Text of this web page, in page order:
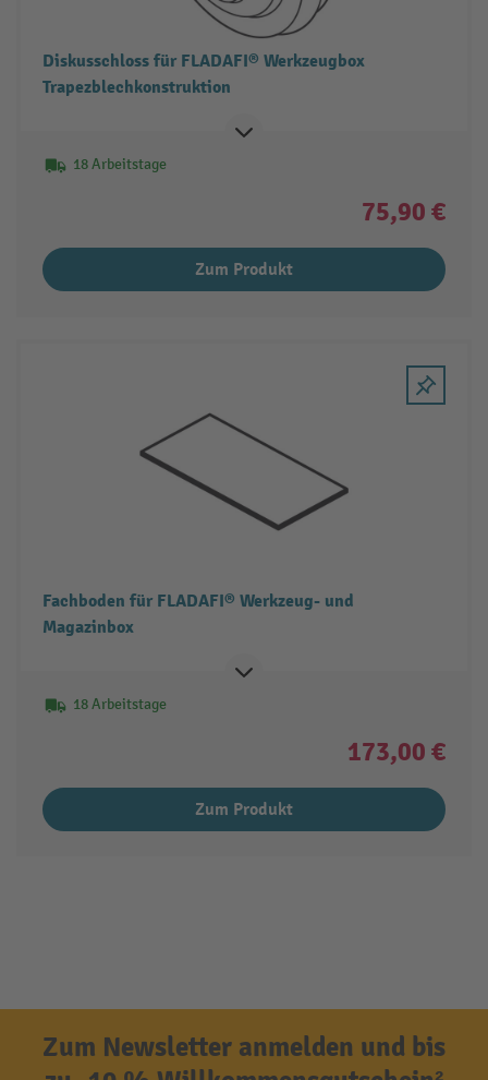
Diskusschloss für FLADAFI® Werkzeugbox
Trapezblechkonstruktion
18 Arbeitstage
75,90 €
Zum Produkt
Fachboden für FLADAFI® Werkzeug- und
Magazinbox
18 Arbeitstage
173,00 €
Zum Produkt
Zum Newsletter anmelden und bis